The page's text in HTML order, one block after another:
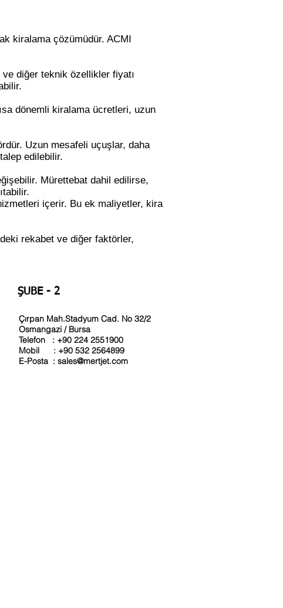
kiralama çözümüdür. ACMI
diğer teknik özellikler fiyatı
dönemli kiralama ücretleri, uzun
Uzun mesafeli uçuşlar, daha
edilebilir.
Mürettebat dahil edilirse,
içerir. Bu ek maliyetler, kira
rekabet ve diğer faktörler,
ŞUBE - 2
Çırpan Mah.Stadyum Cad. No 32/2
Osmangazi / Bursa
Telefon : +90 224 2551900
Mobil : +90 532 2564899
E-Posta : sales@mertjet.com